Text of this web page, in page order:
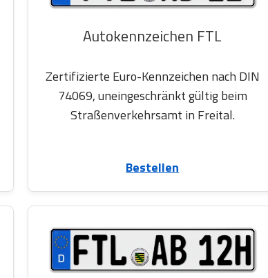
Autokennzeichen FTL
Zertifizierte Euro-Kennzeichen nach DIN
74069, uneingeschränkt gültig beim
Straßenverkehrsamt in Freital.
Bestellen